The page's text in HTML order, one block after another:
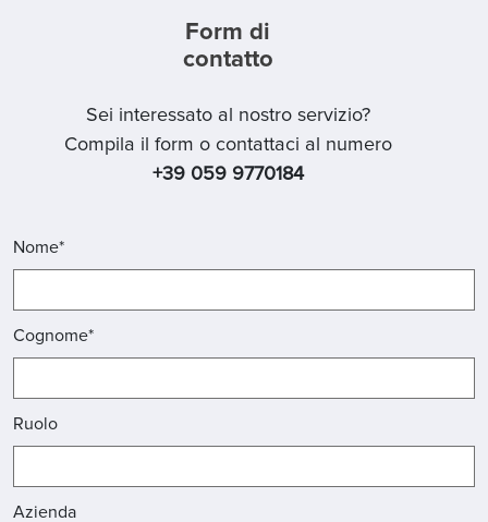
Form di
contatto
Sei interessato al nostro servizio?
Compila il form o contattaci al numero
+39 059 9770184
Nome*
Cognome*
Ruolo
Azienda